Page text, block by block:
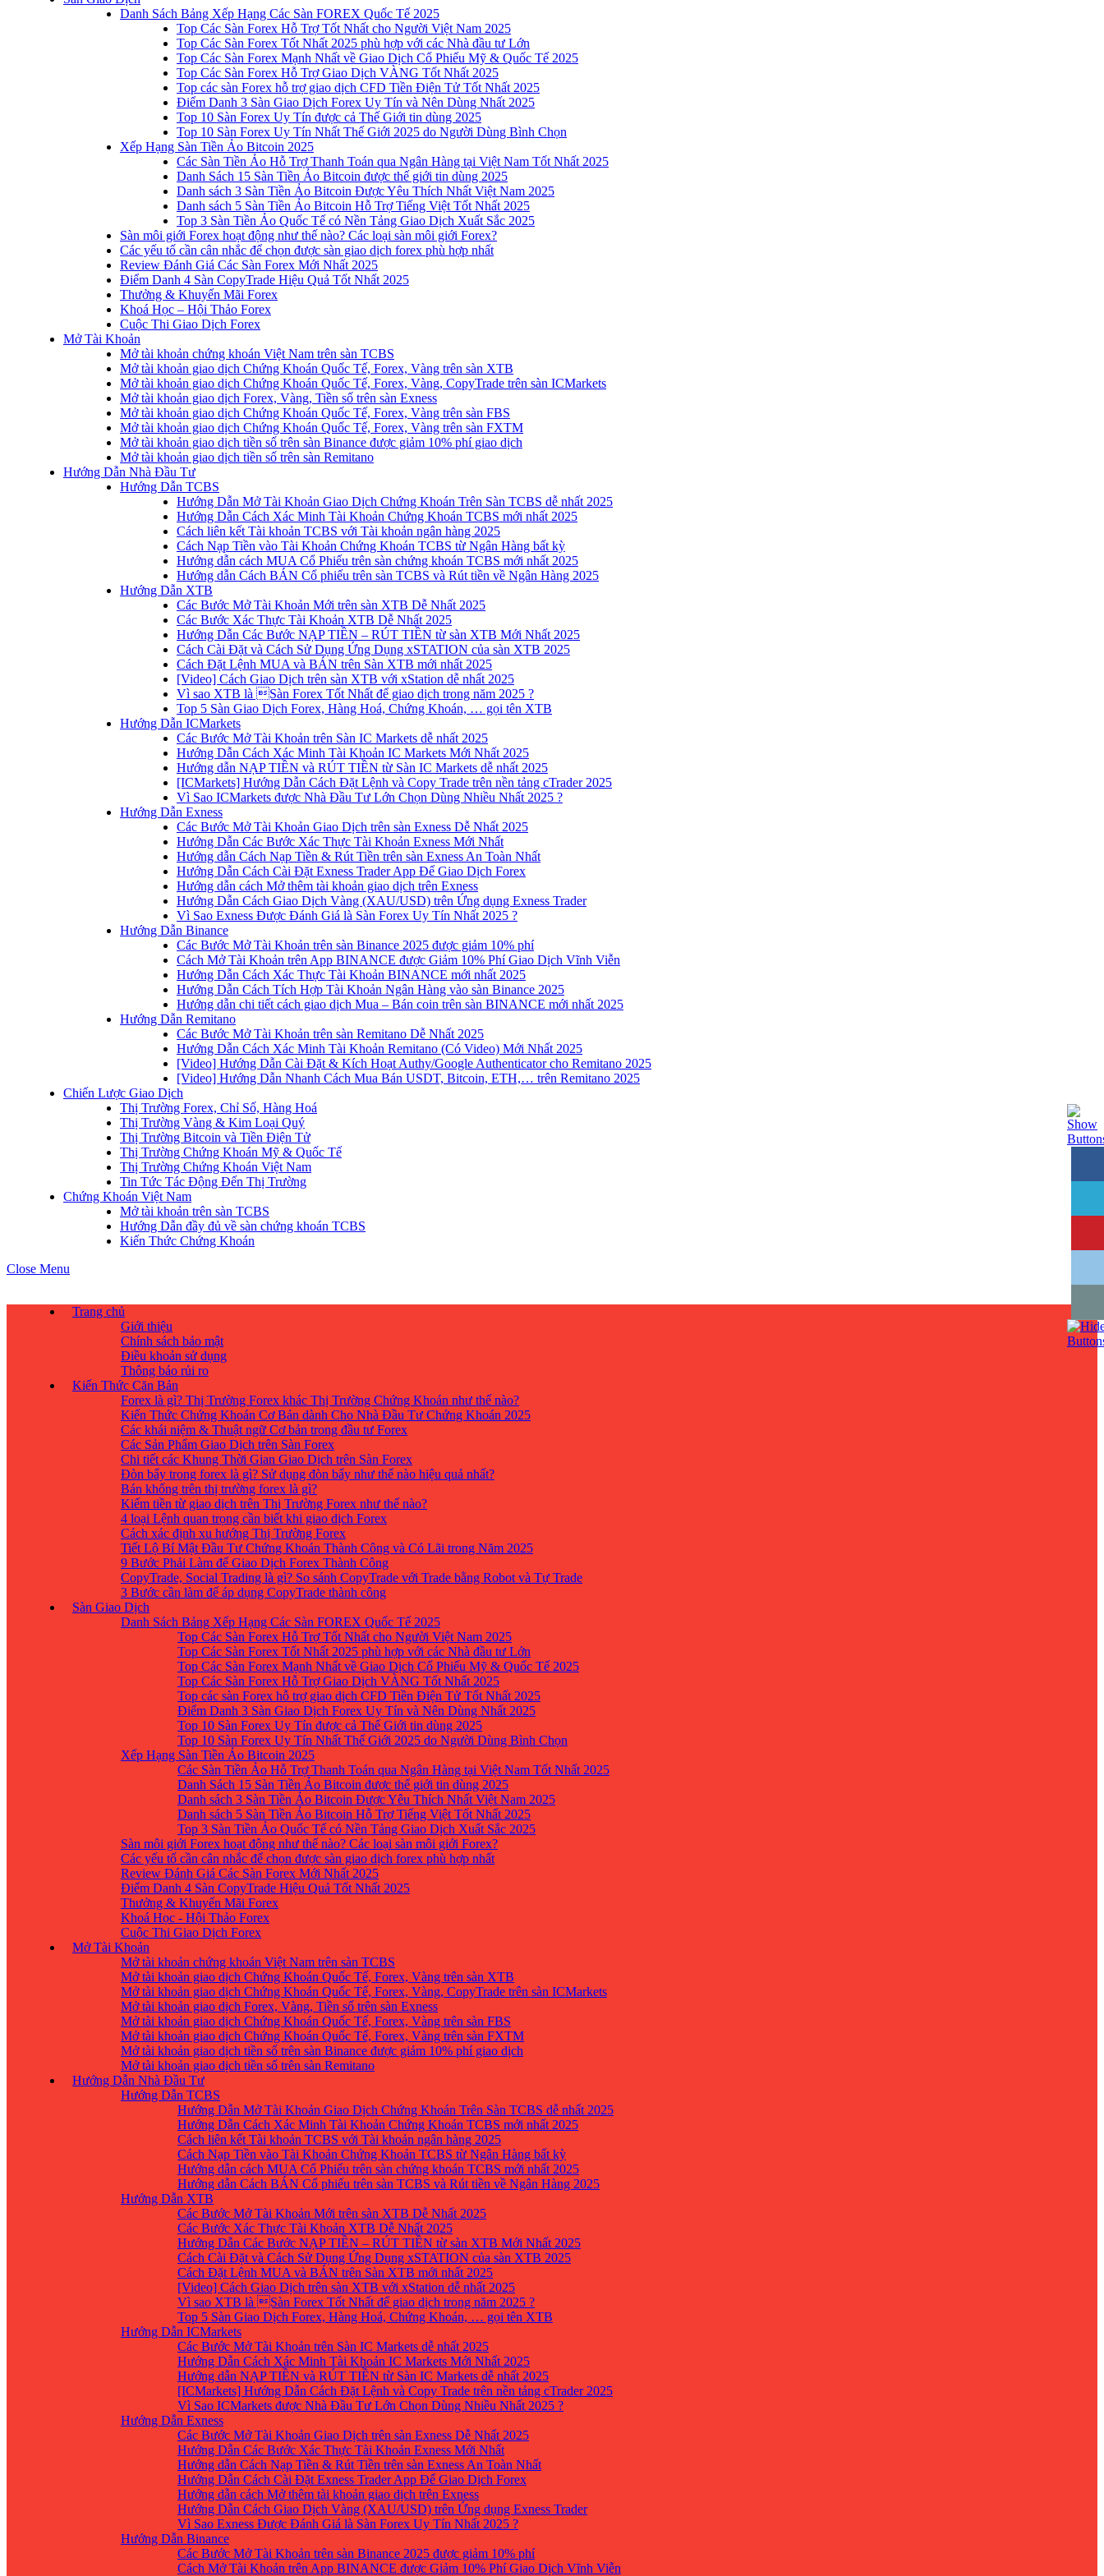
Danh Sách Bảng Xếp Hạng Các Sàn FOREX Quốc Tế 2025
Top Các Sàn Forex Hỗ Trợ Tốt Nhất cho Người Việt Nam 2025
Top Các Sàn Forex Tốt Nhất 2025 phù hợp với các Nhà đầu tư Lớn
Top Các Sàn Forex Mạnh Nhất về Giao Dịch Cổ Phiếu Mỹ & Quốc Tế 2025
Top Các Sàn Forex Hỗ Trợ Giao Dịch VÀNG Tốt Nhất 2025
Top các sàn Forex hỗ trợ giao dịch CFD Tiền Điện Tử Tốt Nhất 2025
Điểm Danh 3 Sàn Giao Dịch Forex Uy Tín và Nên Dùng Nhất 2025
Top 10 Sàn Forex Uy Tín được cả Thế Giới tin dùng 2025
Top 10 Sàn Forex Uy Tín Nhất Thế Giới 2025 do Người Dùng Bình Chọn
Xếp Hạng Sàn Tiền Ảo Bitcoin 2025
Các Sàn Tiền Ảo Hỗ Trợ Thanh Toán qua Ngân Hàng tại Việt Nam Tốt Nhất 2025
Danh Sách 15 Sàn Tiền Ảo Bitcoin được thế giới tin dùng 2025
Danh sách 3 Sàn Tiền Ảo Bitcoin Được Yêu Thích Nhất Việt Nam 2025
Danh sách 5 Sàn Tiền Ảo Bitcoin Hỗ Trợ Tiếng Việt Tốt Nhất 2025
Top 3 Sàn Tiền Ảo Quốc Tế có Nền Tảng Giao Dịch Xuất Sắc 2025
Sàn môi giới Forex hoạt động như thế nào? Các loại sàn môi giới Forex?
Các yếu tố cần cân nhắc để chọn được sàn giao dịch forex phù hợp nhất
Review Đánh Giá Các Sàn Forex Mới Nhất 2025
Điểm Danh 4 Sàn CopyTrade Hiệu Quả Tốt Nhất 2025
Thưởng & Khuyến Mãi Forex
Khoá Học – Hội Thảo Forex
Cuộc Thi Giao Dịch Forex
Mở Tài Khoản
Mở tài khoản chứng khoán Việt Nam trên sàn TCBS
Mở tài khoản giao dịch Chứng Khoán Quốc Tế, Forex, Vàng trên sàn XTB
Mở tài khoản giao dịch Chứng Khoán Quốc Tế, Forex, Vàng, CopyTrade trên sàn ICMarkets
Mở tài khoản giao dịch Forex, Vàng, Tiền số trên sàn Exness
Mở tài khoản giao dịch Chứng Khoán Quốc Tế, Forex, Vàng trên sàn FBS
Mở tài khoản giao dịch Chứng Khoán Quốc Tế, Forex, Vàng trên sàn FXTM
Mở tài khoản giao dịch tiền số trên sàn Binance được giảm 10% phí giao dịch
Mở tài khoản giao dịch tiền số trên sàn Remitano
Hướng Dẫn Nhà Đầu Tư
Hướng Dẫn TCBS
Hướng Dẫn Mở Tài Khoản Giao Dịch Chứng Khoán Trên Sàn TCBS dễ nhất 2025
Hướng Dẫn Cách Xác Minh Tài Khoản Chứng Khoán TCBS mới nhất 2025
Cách liên kết Tài khoản TCBS với Tài khoản ngân hàng 2025
Cách Nạp Tiền vào Tài Khoản Chứng Khoán TCBS từ Ngân Hàng bất kỳ
Hướng dẫn cách MUA Cổ Phiếu trên sàn chứng khoán TCBS mới nhất 2025
Hướng dẫn Cách BÁN Cổ phiếu trên sàn TCBS và Rút tiền về Ngân Hàng 2025
Hướng Dẫn XTB
Các Bước Mở Tài Khoản Mới trên sàn XTB Dễ Nhất 2025
Các Bước Xác Thực Tài Khoản XTB Dễ Nhất 2025
Hướng Dẫn Các Bước NẠP TIỀN – RÚT TIỀN từ sàn XTB Mới Nhất 2025
Cách Cài Đặt và Cách Sử Dụng Ứng Dụng xSTATION của sàn XTB 2025
Cách Đặt Lệnh MUA và BÁN trên Sàn XTB mới nhất 2025
[Video] Cách Giao Dịch trên sàn XTB với xStation dễ nhất 2025
Vì sao XTB là Sàn Forex Tốt Nhất để giao dịch trong năm 2025 ?
Top 5 Sàn Giao Dịch Forex, Hàng Hoá, Chứng Khoán, … gọi tên XTB
Hướng Dẫn ICMarkets
Các Bước Mở Tài Khoản trên Sàn IC Markets dễ nhất 2025
Hướng Dẫn Cách Xác Minh Tài Khoản IC Markets Mới Nhất 2025
Hướng dẫn NẠP TIỀN và RÚT TIỀN từ Sàn IC Markets dễ nhất 2025
[ICMarkets] Hướng Dẫn Cách Đặt Lệnh và Copy Trade trên nền tảng cTrader 2025
Vì Sao ICMarkets được Nhà Đầu Tư Lớn Chọn Dùng Nhiều Nhất 2025 ?
Hướng Dẫn Exness
Các Bước Mở Tài Khoản Giao Dịch trên sàn Exness Dễ Nhất 2025
Hướng Dẫn Các Bước Xác Thực Tài Khoản Exness Mới Nhất
Hướng dẫn Cách Nạp Tiền & Rút Tiền trên sàn Exness An Toàn Nhất
Hướng Dẫn Cách Cài Đặt Exness Trader App Để Giao Dịch Forex
Hướng dẫn cách Mở thêm tài khoản giao dịch trên Exness
Hướng Dẫn Cách Giao Dịch Vàng (XAU/USD) trên Ứng dụng Exness Trader
Vì Sao Exness Được Đánh Giá là Sàn Forex Uy Tín Nhất 2025 ?
Hướng Dẫn Binance
Các Bước Mở Tài Khoản trên sàn Binance 2025 được giảm 10% phí
Cách Mở Tài Khoản trên App BINANCE được Giảm 10% Phí Giao Dịch Vĩnh Viễn
Hướng Dẫn Cách Xác Thực Tài Khoản BINANCE mới nhất 2025
Hướng Dẫn Cách Tích Hợp Tài Khoản Ngân Hàng vào sàn Binance 2025
Hướng dẫn chi tiết cách giao dịch Mua – Bán coin trên sàn BINANCE mới nhất 2025
Hướng Dẫn Remitano
Các Bước Mở Tài Khoản trên sàn Remitano Dễ Nhất 2025
Hướng Dẫn Cách Xác Minh Tài Khoản Remitano (Có Video) Mới Nhất 2025
[Video] Hướng Dẫn Cài Đặt & Kích Hoạt Authy/Google Authenticator cho Remitano 2025
[Video] Hướng Dẫn Nhanh Cách Mua Bán USDT, Bitcoin, ETH,… trên Remitano 2025
Chiến Lược Giao Dịch
Thị Trường Forex, Chỉ Số, Hàng Hoá
Thị Trường Vàng & Kim Loại Quý
Thị Trường Bitcoin và Tiền Điện Tử
Thị Trường Chứng Khoán Mỹ & Quốc Tế
Thị Trường Chứng Khoán Việt Nam
Tin Tức Tác Động Đến Thị Trường
Chứng Khoán Việt Nam
Mở tài khoản trên sàn TCBS
Hướng Dẫn đầy đủ về sàn chứng khoán TCBS
Kiến Thức Chứng Khoán
Close Menu
Trang chủ
Giới thiệu
Chính sách bảo mật
Điều khoản sử dụng
Thông báo rủi ro
Kiến Thức Căn Bản
Forex là gì? Thị Trường Forex khác Thị Trường Chứng Khoán như thế nào?
Kiến Thức Chứng Khoán Cơ Bản dành Cho Nhà Đầu Tư Chứng Khoán 2025
Các khái niệm & Thuật ngữ Cơ bản trong đầu tư Forex
Các Sản Phẩm Giao Dịch trên Sàn Forex
Chi tiết các Khung Thời Gian Giao Dịch trên Sàn Forex
Đòn bẩy trong forex là gì? Sử dụng đòn bẩy như thế nào hiệu quả nhất?
Bán khống trên thị trường forex là gì?
Kiếm tiền từ giao dịch trên Thị Trường Forex như thế nào?
4 loại Lệnh quan trọng cần biết khi giao dịch Forex
Cách xác định xu hướng Thị Trường Forex
Tiết Lộ Bí Mật Đầu Tư Chứng Khoán Thành Công và Có Lãi trong Năm 2025
9 Bước Phải Làm để Giao Dịch Forex Thành Công
CopyTrade, Social Trading là gì? So sánh CopyTrade với Trade bằng Robot và Tự Trade
3 Bước cần làm để áp dụng CopyTrade thành công
Sàn Giao Dịch
Danh Sách Bảng Xếp Hạng Các Sàn FOREX Quốc Tế 2025
Top Các Sàn Forex Hỗ Trợ Tốt Nhất cho Người Việt Nam 2025
Top Các Sàn Forex Tốt Nhất 2025 phù hợp với các Nhà đầu tư Lớn
Top Các Sàn Forex Mạnh Nhất về Giao Dịch Cổ Phiếu Mỹ & Quốc Tế 2025
Top Các Sàn Forex Hỗ Trợ Giao Dịch VÀNG Tốt Nhất 2025
Top các sàn Forex hỗ trợ giao dịch CFD Tiền Điện Tử Tốt Nhất 2025
Điểm Danh 3 Sàn Giao Dịch Forex Uy Tín và Nên Dùng Nhất 2025
Top 10 Sàn Forex Uy Tín được cả Thế Giới tin dùng 2025
Top 10 Sàn Forex Uy Tín Nhất Thế Giới 2025 do Người Dùng Bình Chọn
Xếp Hạng Sàn Tiền Ảo Bitcoin 2025
Các Sàn Tiền Ảo Hỗ Trợ Thanh Toán qua Ngân Hàng tại Việt Nam Tốt Nhất 2025
Danh Sách 15 Sàn Tiền Ảo Bitcoin được thế giới tin dùng 2025
Danh sách 3 Sàn Tiền Ảo Bitcoin Được Yêu Thích Nhất Việt Nam 2025
Danh sách 5 Sàn Tiền Ảo Bitcoin Hỗ Trợ Tiếng Việt Tốt Nhất 2025
Top 3 Sàn Tiền Ảo Quốc Tế có Nền Tảng Giao Dịch Xuất Sắc 2025
Sàn môi giới Forex hoạt động như thế nào? Các loại sàn môi giới Forex?
Các yếu tố cần cân nhắc để chọn được sàn giao dịch forex phù hợp nhất
Review Đánh Giá Các Sàn Forex Mới Nhất 2025
Điểm Danh 4 Sàn CopyTrade Hiệu Quả Tốt Nhất 2025
Thưởng & Khuyến Mãi Forex
Khoá Học - Hội Thảo Forex
Cuộc Thi Giao Dịch Forex
Mở Tài Khoản
Mở tài khoản chứng khoán Việt Nam trên sàn TCBS
Mở tài khoản giao dịch Chứng Khoán Quốc Tế, Forex, Vàng trên sàn XTB
Mở tài khoản giao dịch Chứng Khoán Quốc Tế, Forex, Vàng, CopyTrade trên sàn ICMarkets
Mở tài khoản giao dịch Forex, Vàng, Tiền số trên sàn Exness
Mở tài khoản giao dịch Chứng Khoán Quốc Tế, Forex, Vàng trên sàn FBS
Mở tài khoản giao dịch Chứng Khoán Quốc Tế, Forex, Vàng trên sàn FXTM
Mở tài khoản giao dịch tiền số trên sàn Binance được giảm 10% phí giao dịch
Mở tài khoản giao dịch tiền số trên sàn Remitano
Hướng Dẫn Nhà Đầu Tư
Hướng Dẫn TCBS
Hướng Dẫn Mở Tài Khoản Giao Dịch Chứng Khoán Trên Sàn TCBS dễ nhất 2025
Hướng Dẫn Cách Xác Minh Tài Khoản Chứng Khoán TCBS mới nhất 2025
Cách liên kết Tài khoản TCBS với Tài khoản ngân hàng 2025
Cách Nạp Tiền vào Tài Khoản Chứng Khoán TCBS từ Ngân Hàng bất kỳ
Hướng dẫn cách MUA Cổ Phiếu trên sàn chứng khoán TCBS mới nhất 2025
Hướng dẫn Cách BÁN Cổ phiếu trên sàn TCBS và Rút tiền về Ngân Hàng 2025
Hướng Dẫn XTB
Các Bước Mở Tài Khoản Mới trên sàn XTB Dễ Nhất 2025
Các Bước Xác Thực Tài Khoản XTB Dễ Nhất 2025
Hướng Dẫn Các Bước NẠP TIỀN – RÚT TIỀN từ sàn XTB Mới Nhất 2025
Cách Cài Đặt và Cách Sử Dụng Ứng Dụng xSTATION của sàn XTB 2025
Cách Đặt Lệnh MUA và BÁN trên Sàn XTB mới nhất 2025
[Video] Cách Giao Dịch trên sàn XTB với xStation dễ nhất 2025
Vì sao XTB là Sàn Forex Tốt Nhất để giao dịch trong năm 2025 ?
Top 5 Sàn Giao Dịch Forex, Hàng Hoá, Chứng Khoán, … gọi tên XTB
Hướng Dẫn ICMarkets
Các Bước Mở Tài Khoản trên Sàn IC Markets dễ nhất 2025
Hướng Dẫn Cách Xác Minh Tài Khoản IC Markets Mới Nhất 2025
Hướng dẫn NẠP TIỀN và RÚT TIỀN từ Sàn IC Markets dễ nhất 2025
[ICMarkets] Hướng Dẫn Cách Đặt Lệnh và Copy Trade trên nền tảng cTrader 2025
Vì Sao ICMarkets được Nhà Đầu Tư Lớn Chọn Dùng Nhiều Nhất 2025 ?
Hướng Dẫn Exness
Các Bước Mở Tài Khoản Giao Dịch trên sàn Exness Dễ Nhất 2025
Hướng Dẫn Các Bước Xác Thực Tài Khoản Exness Mới Nhất
Hướng dẫn Cách Nạp Tiền & Rút Tiền trên sàn Exness An Toàn Nhất
Hướng Dẫn Cách Cài Đặt Exness Trader App Để Giao Dịch Forex
Hướng dẫn cách Mở thêm tài khoản giao dịch trên Exness
Hướng Dẫn Cách Giao Dịch Vàng (XAU/USD) trên Ứng dụng Exness Trader
Vì Sao Exness Được Đánh Giá là Sàn Forex Uy Tín Nhất 2025 ?
Hướng Dẫn Binance
Các Bước Mở Tài Khoản trên sàn Binance 2025 được giảm 10% phí
Cách Mở Tài Khoản trên App BINANCE được Giảm 10% Phí Giao Dịch Vĩnh Viễn